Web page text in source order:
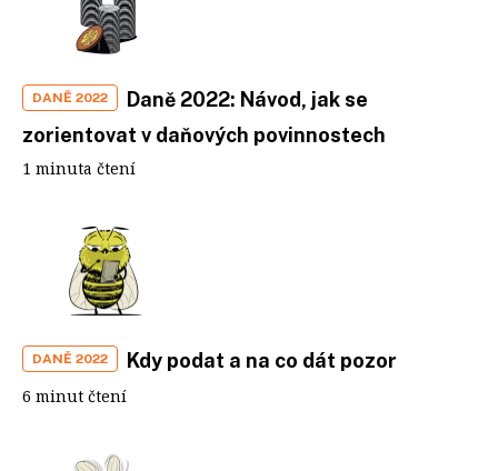
DANĚ 2022
Daně 2022: Návod, jak se
zorientovat v daňových povinnostech
1 minuta čtení
DANĚ 2022 Kdy podat a na co dát pozor
6 minut čtení